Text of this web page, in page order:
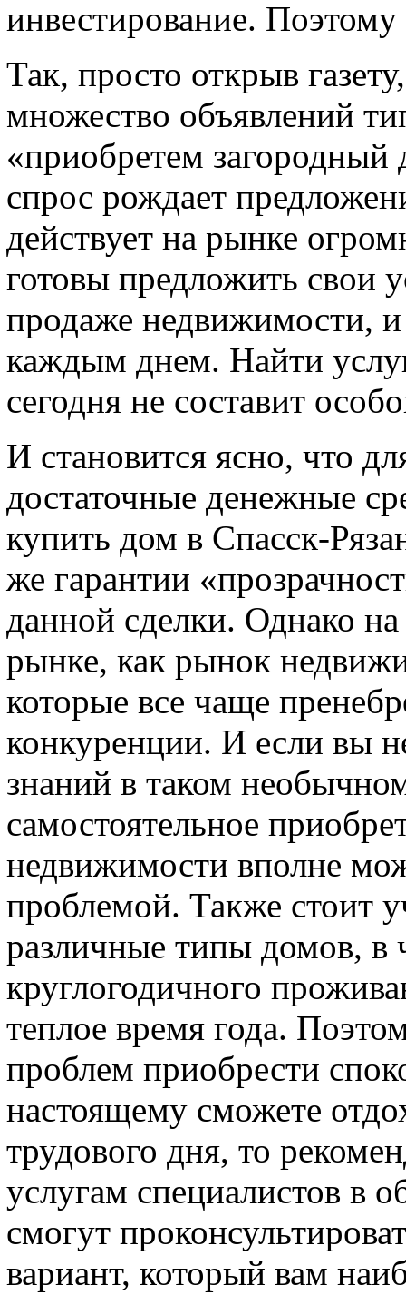
инвестирование.
Так, просто открыв
множество объявлений
«приобретем загородный
спрос рождает
действует на рынке
готовы предложить свои
продаже недвижимости, и
каждым днем. Найти
сегодня не составит
И становится ясно, что
достаточные денежные
купить дом в Спасск-
же гарантии
данной сделки. Однако
рынке, как рынок
которые все чаще
конкуренции. И если вы
знаний в таком
самостоятельное
недвижимости вполне
проблемой. Также стоит
различные типы домов, в
круглогодичного
теплое время года.
проблем приобрести
настоящему сможете
трудового дня, то
услугам специалистов в
смогут
вариант, который вам